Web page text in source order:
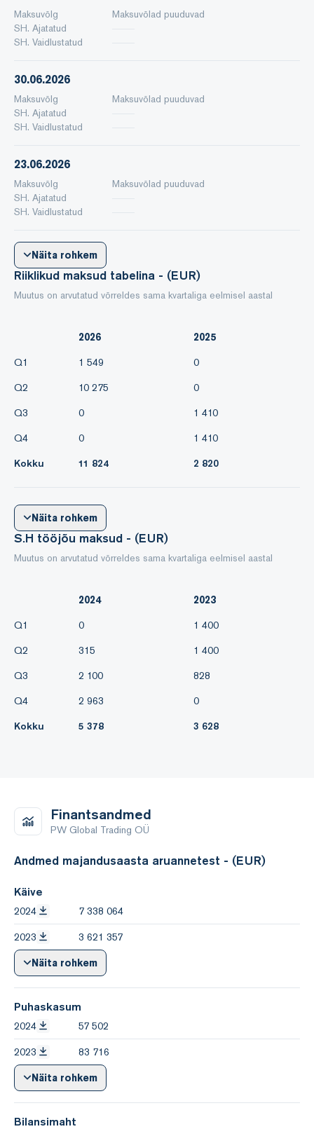
Maksuvõlg
Maksuvõlad puuduvad
SH. Ajatatud
SH. Vaidlustatud
30.06.2026
Maksuvõlg
Maksuvõlad puuduvad
SH. Ajatatud
SH. Vaidlustatud
23.06.2026
Maksuvõlg
Maksuvõlad puuduvad
SH. Ajatatud
SH. Vaidlustatud
Näita rohkem
Riiklikud maksud tabelina - (EUR)
Muutus on arvutatud võrreldes sama kvartaliga eelmisel aastal
2026
2025
Q1
1 549
0
Q2
10 275
0
Q3
0
1 410
Q4
0
1 410
Kokku
11 824 2 820
Näita rohkem
S.H tööjõu maksud - (EUR)
Muutus on arvutatud võrreldes sama kvartaliga eelmisel aastal
2024
2023
Q1
0
1 400
Q2
315
1 400
Q3
2 100
828
Q4
2 963
0
Kokku
5 378 3 628
Finantsandmed
PW Global Trading OÜ
Andmed majandusaasta aruannetest - (EUR)
Käive
2024 7 338 064
2023 3 621 357
Näita rohkem
Puhaskasum
2024 57 502
2023 83 716
Näita rohkem
Bilansimaht